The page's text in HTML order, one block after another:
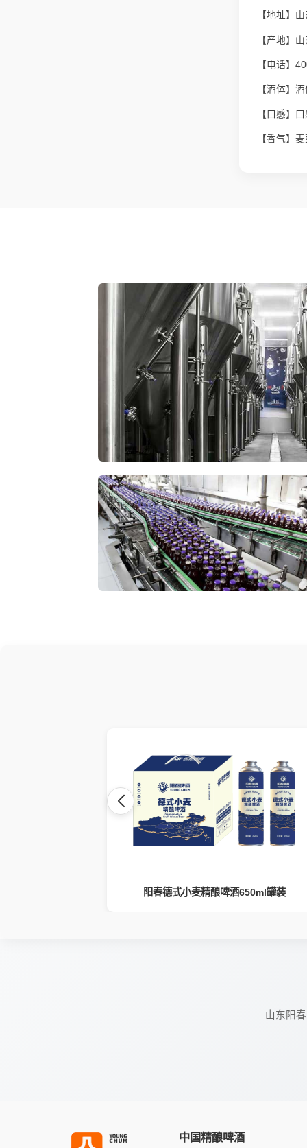
【地址】
【产地】
【电话】
【酒体】
【口感】
【香气】
阳春德式小麦精酿啤酒650ml罐装
山东阳
中国精酿啤酒